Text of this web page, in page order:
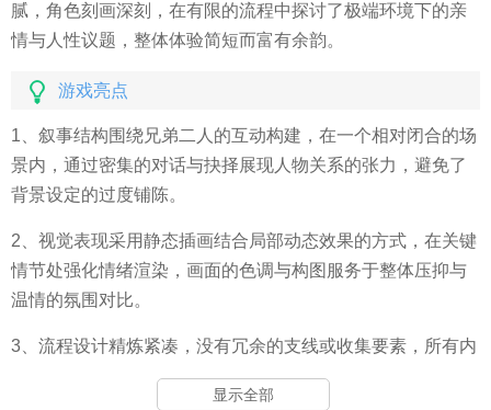
腻，角色刻画深刻，在有限的流程中探讨了极端环境下的亲
情与人性议题，整体体验简短而富有余韵。
游戏亮点
1、叙事结构围绕兄弟二人的互动构建，在一个相对闭合的场
景内，通过密集的对话与抉择展现人物关系的张力，避免了
背景设定的过度铺陈。
2、视觉表现采用静态插画结合局部动态效果的方式，在关键
情节处强化情绪渲染，画面的色调与构图服务于整体压抑与
温情的氛围对比。
3、流程设计精炼紧凑，没有冗余的支线或收集要素，所有内
容都直接服务于核心故事的推进与人物情感的积累。
显示全部